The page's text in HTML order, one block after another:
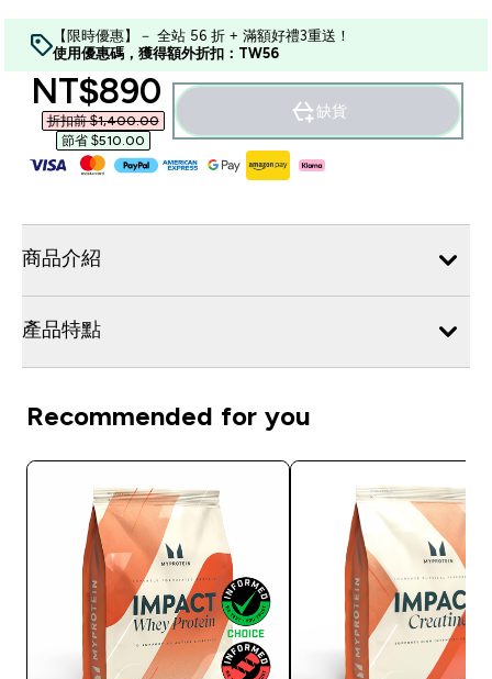
【限時優惠】－ 全站 56 折 + 滿額好禮3重送！
使用優惠碼，獲得額外折扣：TW56
discounted price
NT$890‎
折扣前 $1,400.00‎
節省 $510.00‎
缺貨
商品介紹
產品特點
Recommended for you